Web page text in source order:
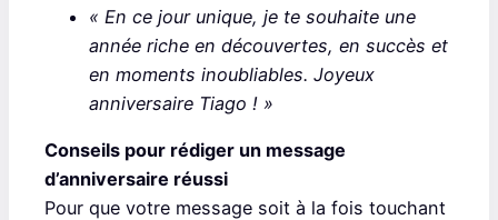
« En ce jour unique, je te souhaite une
année riche en découvertes, en succès et
en moments inoubliables. Joyeux
anniversaire Tiago ! »
Conseils pour rédiger un message
d’anniversaire réussi
Pour que votre message soit à la fois touchant